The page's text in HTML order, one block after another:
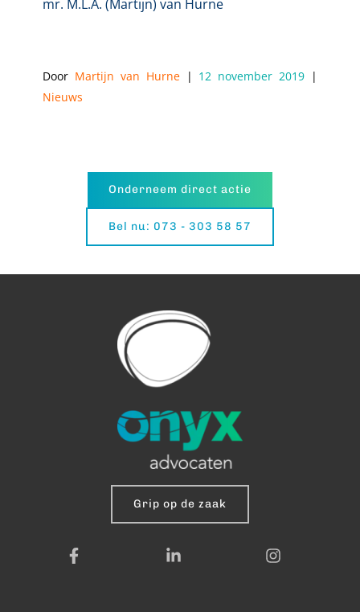
mr. M.L.A. (Martijn) van Hurne
Door Martijn van Hurne | 12 november 2019
Nieuws
Onderneem direct actie
Bel nu: 073 - 303 58 57
Grip op de zaak